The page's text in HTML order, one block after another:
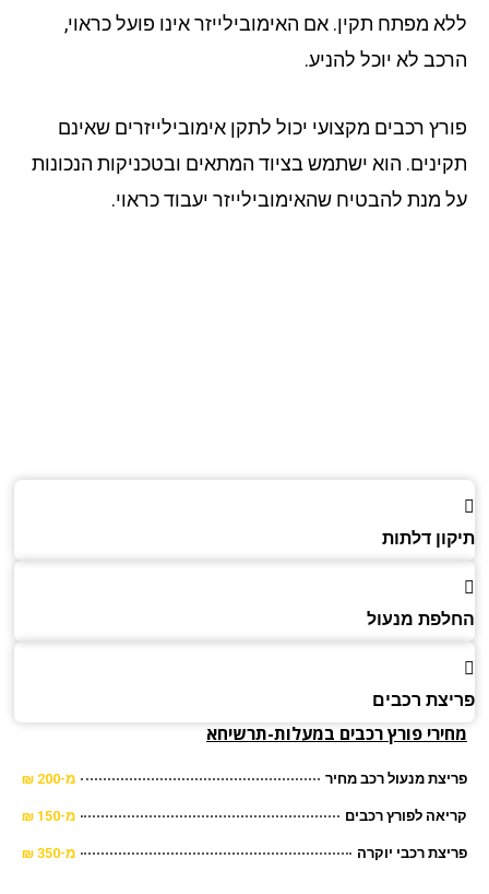
מפתח תקין. אם האימובילייזר אינו פועל כראוי,
לא יוכל להניע.
רכבים מקצועי יכול לתקן אימובילייזרים שאינם
הוא ישתמש בציוד המתאים ובטכניקות הנכונות
מנת להבטיח שהאימובילייזר יעבוד כראוי.
דלתות
מנעול
רכבים
פורץ רכביםבמעלות-תרשיחא
מנעול רכב מחיר מ-200 ₪
לפורץ רכבים מ-150 ₪
רכבי יוקרה מ-350 ₪